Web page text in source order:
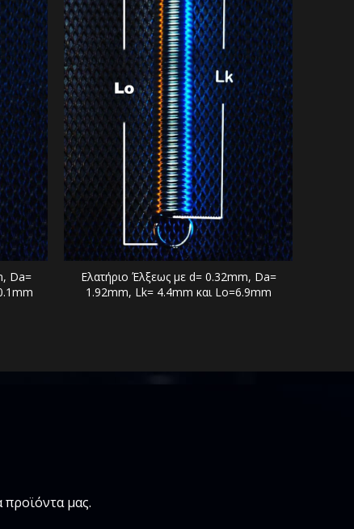
Da=
Ελατήριο Έλξεως με d= 0.32mm, Da=
1.92mm, Lk= 4.4mm και Lo=6.9mm
μας.